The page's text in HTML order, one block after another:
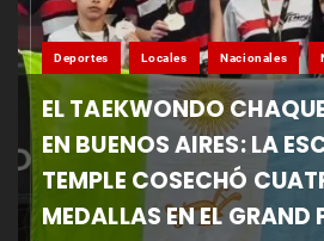
Deportes Locales Nacionales
EL TAEKWONDO
EN BUENOS AIRES: LA
TEMPLE COSECHÓ
MEDALLAS EN EL GRAND